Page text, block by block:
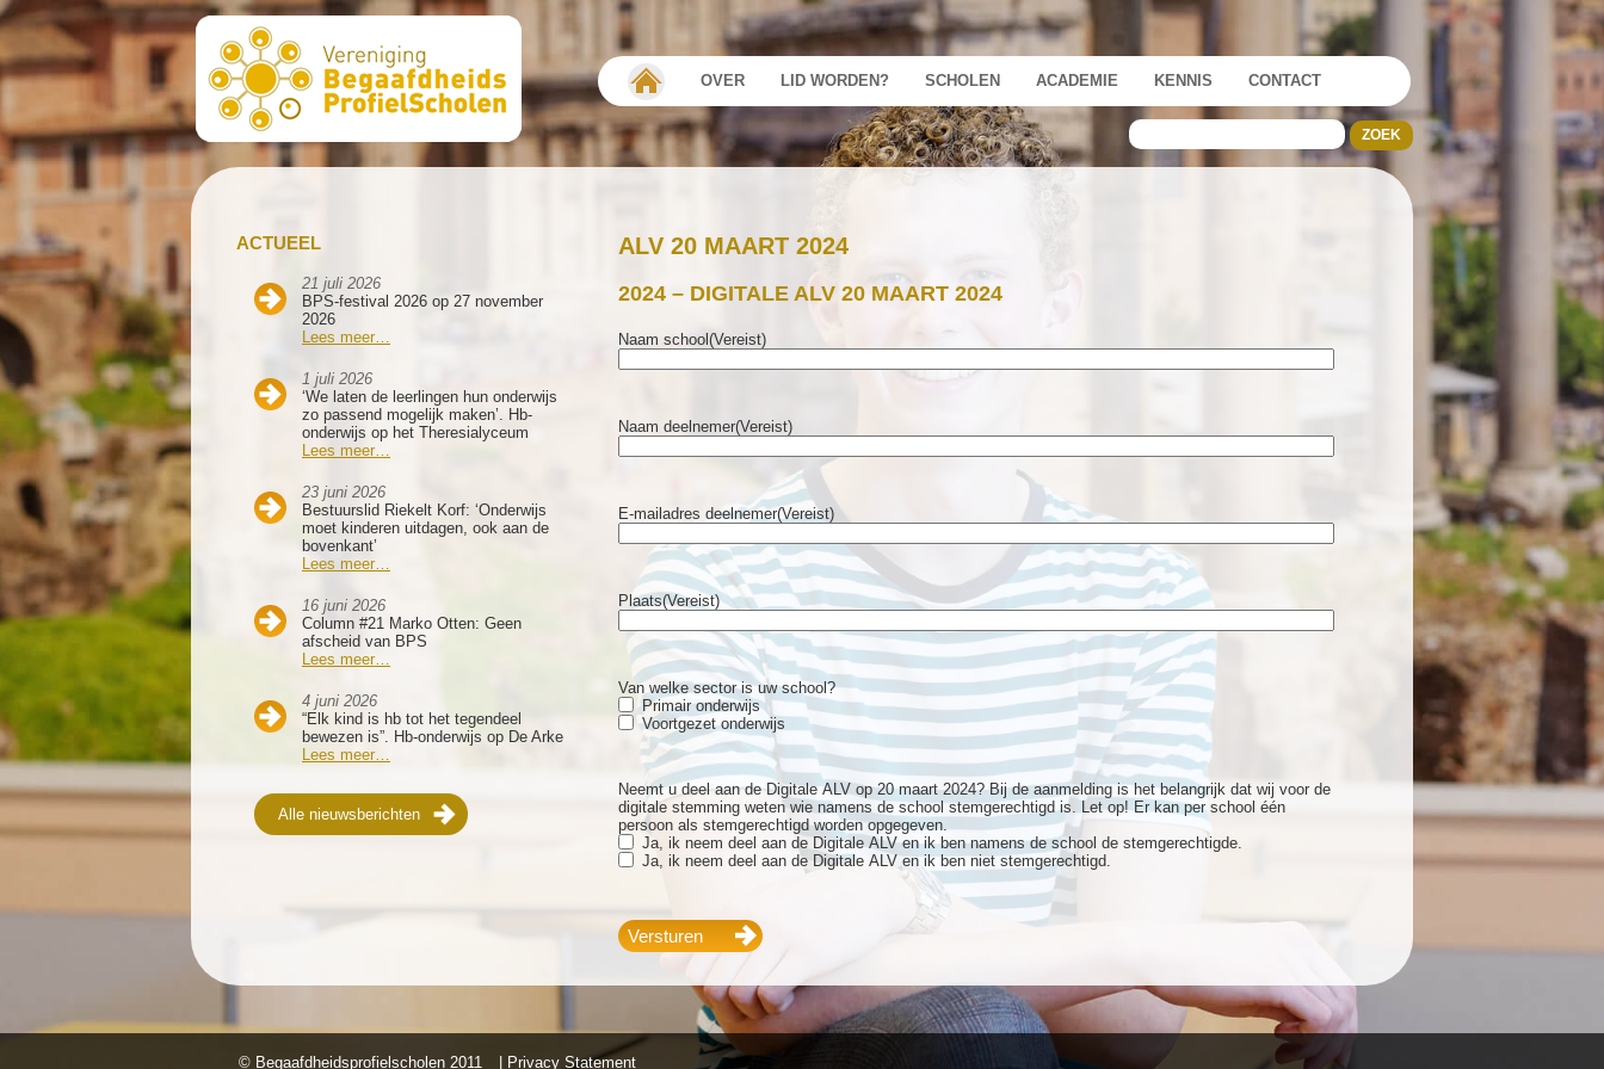
OVER LID WORDEN? SCHOLEN ACADEMIE KENNIS CONTACT
ACTUEEL
21 juli 2026
BPS-festival 2026 op 27 november
2026
Lees meer…
1 juli 2026
‘We laten de leerlingen hun onderwijs
zo passend mogelijk maken’. Hb-
onderwijs op het Theresialyceum
Lees meer…
23 juni 2026
Bestuurslid Riekelt Korf: ‘Onderwijs
moet kinderen uitdagen, ook aan de
bovenkant’
Lees meer…
16 juni 2026
Column #21 Marko Otten: Geen
afscheid van BPS
Lees meer…
4 juni 2026
“Elk kind is hb tot het tegendeel
bewezen is”. Hb-onderwijs op De Arke
Lees meer…
Alle nieuwsberichten
ALV 20 MAART 2024
2024 – DIGITALE ALV 20 MAART 2024
Naam school (Vereist)
Naam deelnemer(Vereist)
E-mailadres deelnemer(Vereist)
Plaats(Vereist)
Van welke sector is uw school?
Primair onderwijs
Voortgezet onderwijs
Neemt u deel aan de Digitale ALV op 20 maart 2024? Bij de aanmelding is het belangrijk dat wij voor de
digitale stemming weten wie namens de school stemgerechtigd is. Let op! Er kan per school één
persoon als stemgerechtigd worden opgegeven.
Ja, ik neem deel aan de Digitale ALV en ik ben namens de school de stemgerechtigde.
Ja, ik neem deel aan de Digitale ALV en ik ben niet stemgerechtigd.
© Begaafdheidsprofielscholen 2011 | Privacy Statement